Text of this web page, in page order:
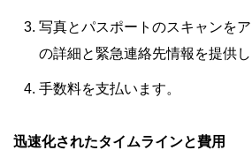
写真とパスポートのスキャンを
の詳細と緊急連絡先情報を提供し
手数料を支払います。
迅速化されたタイムラインと費用